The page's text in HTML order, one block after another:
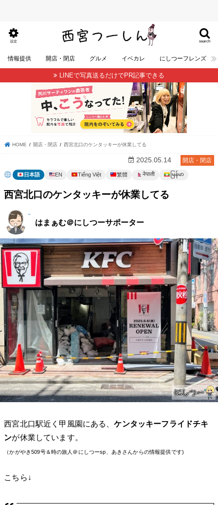
search
設定
情報提供 開店・閉店 グルメ イベカレ にしつーフレンズ
LINEで写真送るだけでPR記事できる
HOME 開店・閉店 西宮北口のケンタッキーが休業してる
開店・閉店
2025.05.14
日本語 EN Tiếng Việt 繁體 नेपाली မြန်မာ
西宮北口のケンタッキーが休業してる
はまぁむ＠にしつーサポーター
西宮北口駅近く甲風園にある、ケンタッキーフライドチキ
ンが休業しています。
（かがやき509号＆時の旅人＠にしつーsp、あきさんからの情報提供です)
こちら↓